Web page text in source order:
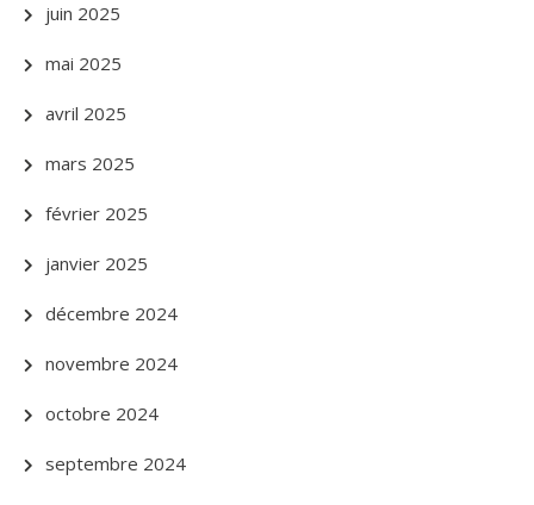
juin 2025
mai 2025
avril 2025
mars 2025
février 2025
janvier 2025
décembre 2024
novembre 2024
octobre 2024
septembre 2024